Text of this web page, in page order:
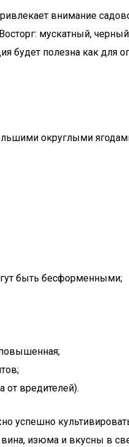
внимание
мускатный,
будет полезна как
округлыми
быть бесформенными;
от вредителей).
успешно
изюма и вкусны в